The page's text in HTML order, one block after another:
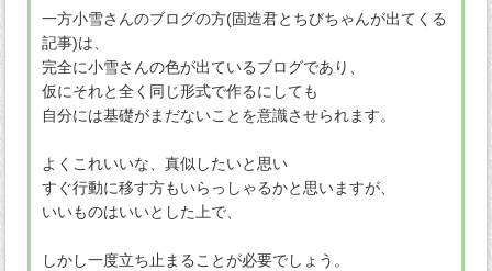
一方小雪さんのブログの方(固造君とちびちゃんが出てくる
記事)は、
完全に小雪さんの色が出ているブログであり、
仮にそれと全く同じ形式で作るにしても
自分には基礎がまだないことを意識させられます。
よくこれいいな、真似したいと思い
すぐ行動に移す方もいらっしゃるかと思いますが、
いいものはいいとした上で、
しかし一度立ち止まることが必要でしょう。